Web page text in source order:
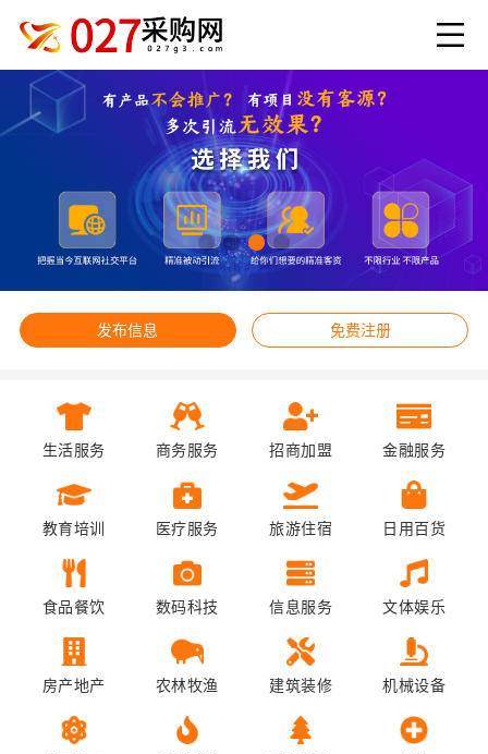
发布信息 免费注册
生活服务 商务服务 招商加盟 金融服务
教育培训 医疗服务 旅游住宿 日用百货
食品餐饮 数码科技 信息服务 文体娱乐
房产地产 农林牧渔 建筑装修 机械设备